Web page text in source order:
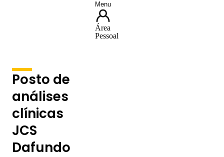
Menu
Área
Pessoal
Posto de
análises
clínicas
JCS
Dafundo